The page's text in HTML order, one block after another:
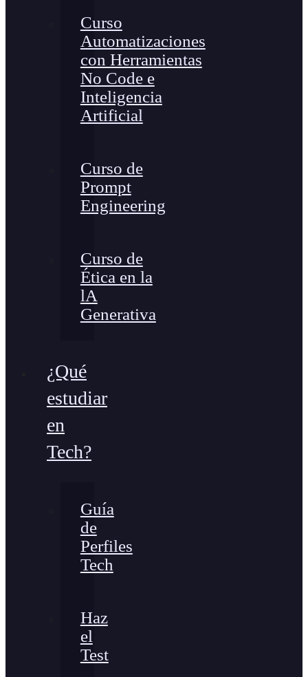
Curso
Automatizaciones
con Herramientas
No Code e
Inteligencia
Artificial
Curso de
Prompt
Engineering
Curso de
Ética en la
lA
Generativa
¿Qué
estudiar
en
Tech?
Guía
de
Perfiles
Tech
Haz
el
Test